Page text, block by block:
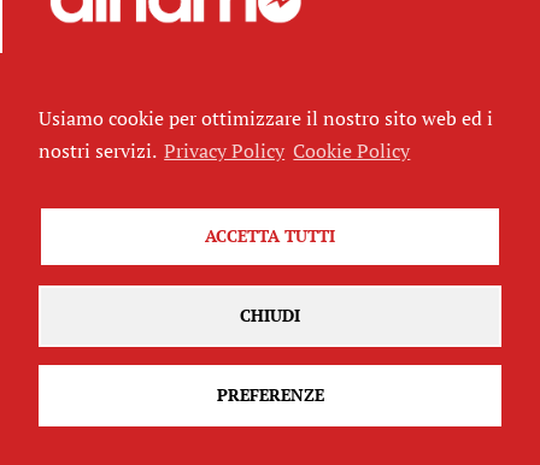
indipendente nato l'11 novembre 2012 dalla
cooperazione tra diversi spazi sociali di Roma,
giornalistə professionistə, ricercatorə universitarə,
dinamozine@gmail.com
Progettazione e web design
Lorenzo Sansonetti
Usiamo cookie per ottimizzare il nostro sito web ed i
nostri servizi. Privacy Policy Cookie Policy
ACCETTA TUTTI
CHIUDI
PREFERENZE